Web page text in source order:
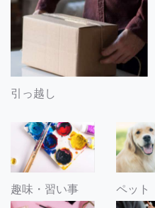
引っ越し
趣味・習い事 ペット